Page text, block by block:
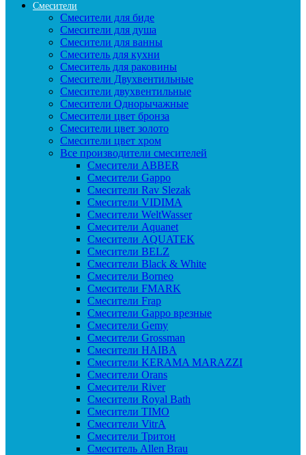
Смесители
Смесители для биде
Смесители для душа
Смесители для ванны
Смеситель для кухни
Смеситель для раковины
Смесители Двухвентильные
Смесители двухвентильные
Смесители Однорычажные
Смесители цвет бронза
Смесители цвет золото
Смесители цвет хром
Все производители смесителей
Cмесители ABBER
Cмесители Gappo
Cмесители Rav Slezak
Cмесители VIDIMA
Cмесители WeltWasser
Смесители Aquanet
Смесители AQUATEK
Смесители BELZ
Смесители Black & White
Смесители Borneo
Смесители FMARK
Смесители Frap
Смесители Gappo врезные
Смесители Gemy
Смесители Grossman
Смесители HAIBA
Смесители KERAMA MARAZZI
Смесители Orans
Смесители River
Смесители Royal Bath
Смесители TIMO
Смесители VitrA
Смесители Тритон
Смеситель Allen Brau